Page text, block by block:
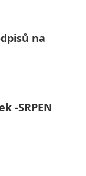
na
-SRPEN